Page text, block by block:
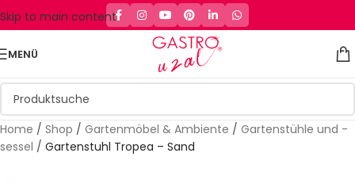
Skip to main content
MENÜ
Home / Shop / Gartenmöbel & Ambiente / Gartenstühle und -
sessel / Gartenstuhl Tropea – Sand